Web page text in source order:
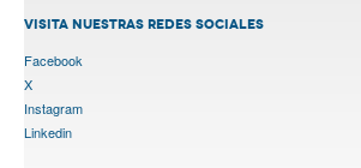
VISITA NUESTRAS REDES SOCIALES
Facebook
X
Instagram
Linkedin